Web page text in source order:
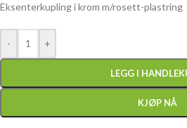
Eksenterkupling i krom m/rosett-plastring
- +
LEGG I
KJØP NÅ